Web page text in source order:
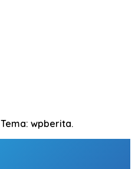
Tema: wpberita.